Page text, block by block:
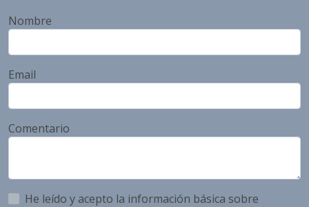
Nombre
Email
Comentario
He leído y acepto la información básica sobre